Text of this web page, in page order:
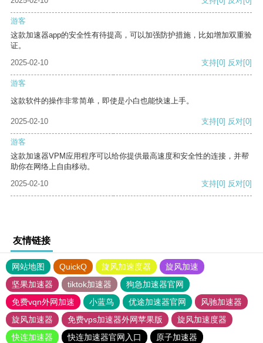
游客
这款加速器app的安全性有待提高，可以加强防护措施，比如增加双重验
证。
2025-02-10
支持[0] 反对[0]
游客
这款软件的操作非常简单，即使是小白也能快速上手。
2025-02-10 支持[0] 反对[0]
游客
这款加速器VPM应用程序可以给你提供最高速度和安全性的连接，并帮
助你在网络上自由移动。
2025-02-10
支持[0] 反对[0]
友情链接
网站地图 QuickQ 旋风加速度器
旋风加速
坚果加速器
tiktok加速器
狗急加速器官网
免费vqn外网加速
小蓝鸟 优途加速器官网
风驰加速器
旋风加速器
免费vps加速器外网苹果版
旋风加速度器
快连加速器
快连加速器官网入口 原子加速器